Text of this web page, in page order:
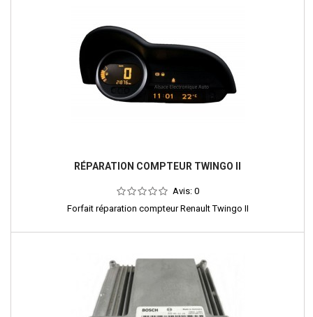
RÉPARATION COMPTEUR TWINGO II
Avis: 0
Forfait réparation compteur Renault Twingo II